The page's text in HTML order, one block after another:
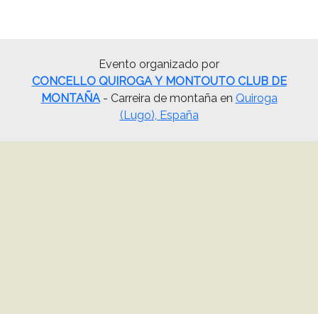
Evento organizado por
CONCELLO QUIROGA Y MONTOUTO CLUB DE
MONTAÑA- Carreira de montaña en Quiroga
(Lugo), España